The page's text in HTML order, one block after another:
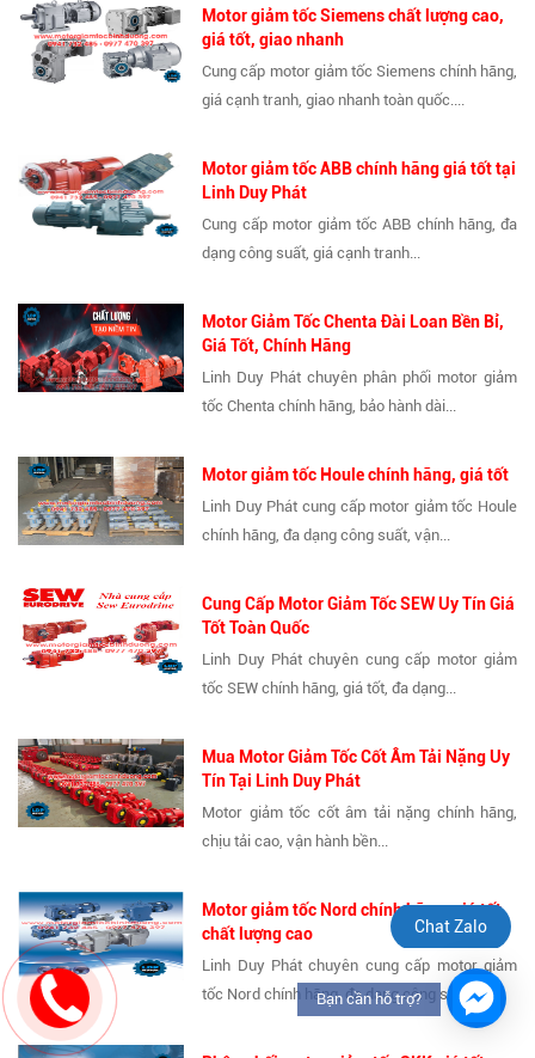
Motor giảm tốc Siemens chất lượng cao,
giá tốt, giao nhanh
Cung cấp motor giảm tốc Siemens chính hãng,
giá cạnh tranh, giao nhanh toàn quốc....
Motor giảm tốc ABB chính hãng giá tốt tại
Linh Duy Phát
Cung cấp motor giảm tốc ABB chính hãng, đa
dạng công suất, giá cạnh tranh...
Motor Giảm Tốc Chenta Đài Loan Bền Bỉ,
Giá Tốt, Chính Hãng
Linh Duy Phát chuyên phân phối motor giảm
tốc Chenta chính hãng, bảo hành dài...
Motor giảm tốc Houle chính hãng, giá tốt
Linh Duy Phát cung cấp motor giảm tốc Houle
chính hãng, đa dạng công suất, vận...
Cung Cấp Motor Giảm Tốc SEW Uy Tín Giá
Tốt Toàn Quốc
Linh Duy Phát chuyên cung cấp motor giảm
tốc SEW chính hãng, giá tốt, đa dạng...
Mua Motor Giảm Tốc Cốt Âm Tải Nặng Uy
Tín Tại Linh Duy Phát
Motor giảm tốc cốt âm tải nặng chính hãng,
chịu tải cao, vận hành bền...
Motor giảm tốc Nord chính hãng, giá tốt,
chất lượng cao
Linh Duy Phát chuyên cung cấp motor giảm
tốc Nord chính hãng, đa dạng công suất,...
Chat Zalo
Bạn cần hỗ trợ?